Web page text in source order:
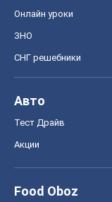
Онлайн уроки
ЗНО
СНГ решебники
Авто
Тест Драйв
Акции
Food Oboz